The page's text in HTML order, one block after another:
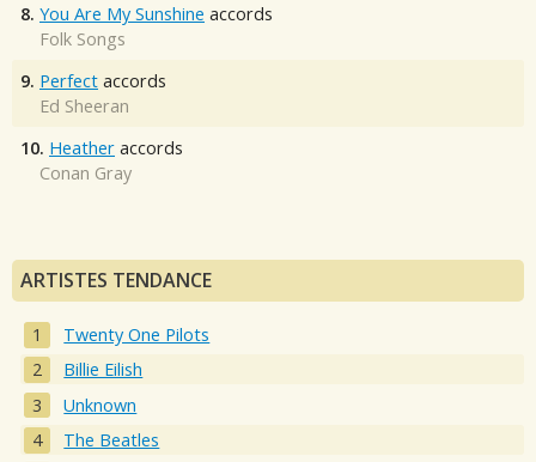
8. You Are My Sunshine accords
Folk Songs
9. Perfect accords
Ed Sheeran
10. Heather accords
Conan Gray
ARTISTES TENDANCE
Twenty One Pilots
Billie Eilish
Unknown
The Beatles